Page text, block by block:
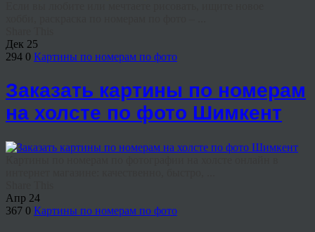
Дек 25
294 0 Картины по номерам по фото
Заказать картины по номерам
на холсте по фото Шимкент
Апр 24
367 0 Картины по номерам по фото